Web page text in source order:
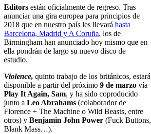
Editors están oficialmente de regreso. Tras
anunciar una gira europea para principios de
2018 que en nuestro país les llevará hasta
Barcelona, Madrid y A Coruña, los de
Birmingham han anunciado hoy mismo que en
ella pondrán de largo su nuevo disco de
estudio.
Violence, quinto trabajo de los británicos, estará
disponible a partir del próximo 9 de marzo vía
Play It Again, Sam, y ha sido coproducido
junto a Leo Abrahams (colaborador de
Florence + The Machine o Wild Beasts, entre
otros) y Benjamin John Power (Fuck Buttons,
Blank Mass…).